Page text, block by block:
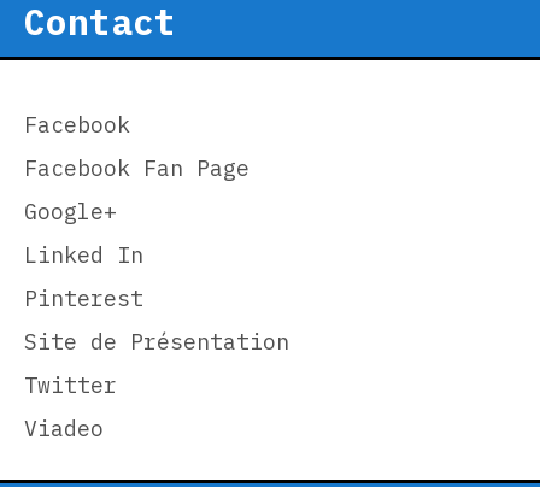
Contact
Facebook
Facebook Fan Page
Google+
Linked In
Pinterest
Site de Présentation
Twitter
Viadeo